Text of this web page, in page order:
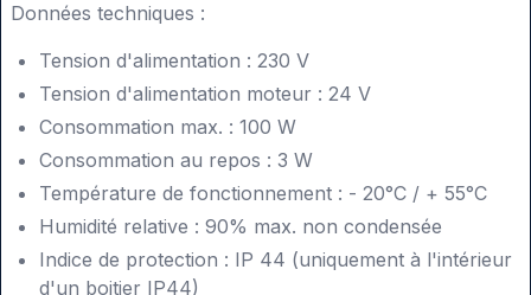
Données techniques :
Tension d'alimentation : 230 V
Tension d'alimentation moteur : 24 V
Consommation max. : 100 W
Consommation au repos : 3 W
Température de fonctionnement : - 20°C / + 55°C
Humidité relative : 90% max. non condensée
Indice de protection : IP 44 (uniquement à l'intérieur
d'un boitier IP44)